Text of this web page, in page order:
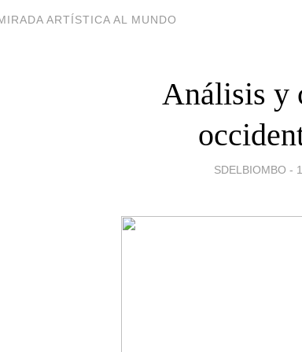
ARTÍSTICA AL MUNDO
Análisis y
SDELBIOMBO -